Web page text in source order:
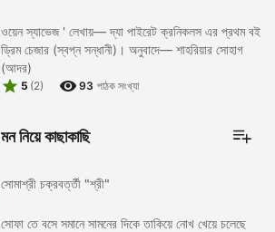
ওয়েন স্যাভেজ ' লেখায়— ​দ্যা পাইরেট ক্রনিকলস এর প্রথম বই
ড্রিম চেজার (স্বপ্ন সন্ধানী)। অনুবাদে— শাহরিয়ার সোহাগ
(আদর)
 5 (2)  93 পাঠক সংখ্যা
মন নিয়ে কাছাকাছি
সোমাশ্রী চক্রবর্ত্তী "শ্রী"
সোফা তে বসে সমানে সামনের দিকে তাকিয়ে নোখ খেয়ে চলেছে